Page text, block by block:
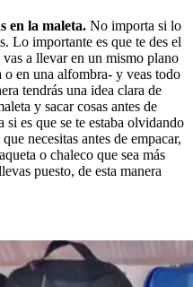
en la maleta. No importa si lo
Lo importante es que te des el
a llevar en un mismo plano
en una alfombra- y veas todo
tendrás una idea clara de
y sacar cosas antes de
si es que se te estaba olvidando
necesitas antes de empacar,
o chaleco que sea más
puesto, de esta manera